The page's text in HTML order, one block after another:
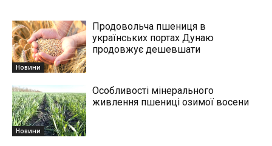
Новини
Продовольча пшениця в
українських портах Дунаю
продовжує дешевшати
Новини
Особливості мінерального
живлення пшениці озимої восени